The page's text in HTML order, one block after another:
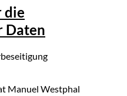
die
Daten
Manuel Westphal